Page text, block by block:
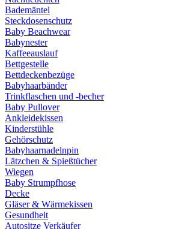
Bademäntel
Steckdosenschutz
Baby Beachwear
Babynester
Kaffeeauslauf
Bettgestelle
Bettdeckenbezüge
Babyhaarbänder
Trinkflaschen und -becher
Baby Pullover
Ankleidekissen
Kinderstühle
Gehörschutz
Babyhaarnadelnpin
Lätzchen & Spießtücher
Wiegen
Baby Strumpfhose
Decke
Gläser & Wärmekissen
Gesundheit
Autositze Verkäufer